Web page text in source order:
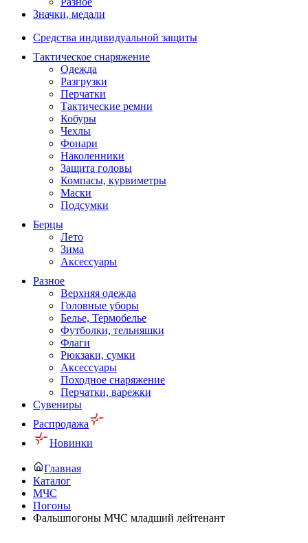
Значки, медали
Средства индивидуальной защиты
Тактическое снаряжение
Одежда
Разгрузки
Перчатки
Тактические ремни
Кобуры
Чехлы
Фонари
Наколенники
Защита головы
Компасы, курвиметры
Маски
Подсумки
Берцы
Лето
Зима
Аксессуары
Разное
Верхняя одежда
Головные уборы
Белье, Термобелье
Футболки, тельняшки
Флаги
Рюкзаки, сумки
Аксессуары
Походное снаряжение
Перчатки, варежки
Сувениры
Распродажа
Новинки
Главная
Каталог
МЧС
Погоны
Фальшпогоны МЧС младший лейтенант